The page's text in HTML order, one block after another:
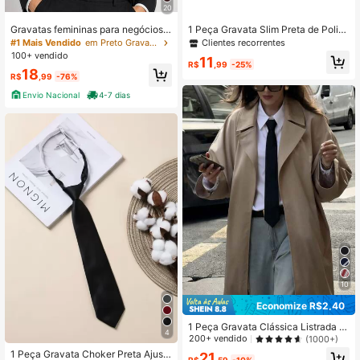
4,78 413 Seguidores
20
Gravatas femininas para negócios:
sofisticadas, versáteis e profissiona
is; estilo britânico, adequadas para t
eitas para o dia a dia e sessões de f
#1 Mais Vendido
em Preto Gravatas femininas
100+ vendido
R$18 ,99 -76%
Envio Nacional
4-7 dias
4
1 Peça Gravata Choker Preta Ajust
1 Peça Gravata Slim Preta de Poliés
ter com Nó Manual para Mulheres,
Camisa, Presente, Camisa de Unifor
e Negócios e Vários Feriados, Espe
cialmente Projetada como Acessóri
o de Gravata Slim para Mulheres
Clientes recorrentes
R$11 ,99 -25%
10
Economize R$2,40
1 Peça Gravata Clássica Listrada d
e Uniforme Estudantil Feminino, Xa
200+ vendido (1000+)